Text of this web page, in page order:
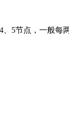
、5节点，一般每